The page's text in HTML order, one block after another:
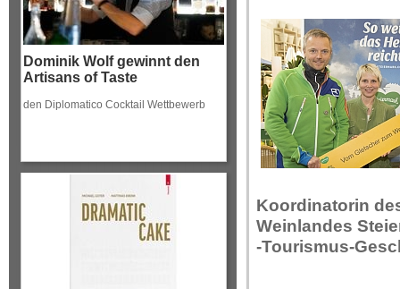
Dominik Wolf gewinnt den
Artisans of Taste
den Diplomatico Cocktail Wettbewerb
Koordinatorin
Weinlandes
-Tourismus-